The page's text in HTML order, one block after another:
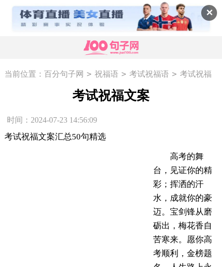
✕
当前位置： 百分句子网 > 祝福语 > 考试祝福语 > 考试祝福
考试祝福文案
时间：2024-07-23 14:56:09
考试祝福文案汇总50句精选
高考的舞
台，见证你的精
彩；挥洒的汗
水，成就你的豪
迈。宝剑锋从磨
砺出，梅花香自
苦寒来。愿你高
考顺利，金榜题